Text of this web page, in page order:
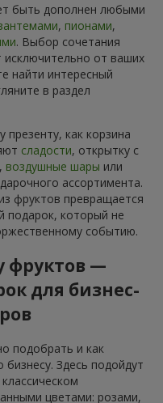
быть дополнен любыми
, пионами,
. Выбор сочетания
исключительно от ваших
найти интересный
в раздел
как корзина
сладости, открытку с
, воздушные шары или
ассортимента.
фруктов превращается
подарок, который не
событию.
фруктов —
для бизнес-
подобрать и как
Здесь подойдут
цветами: розами,